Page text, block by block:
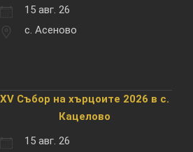
15 авг. 26
с. Асеново
XV Събор на хърцоите 2026 в с.
Кацелово
15 авг. 26